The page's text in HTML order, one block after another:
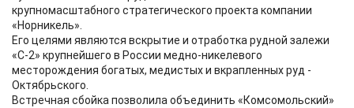
крупномасштабного стратегического проекта компании
«Норникель».
Его целями являются вскрытие и отработка рудной залежи
«С-2» крупнейшего в России медно-никелевого
месторождения богатых, медистых и вкрапленных руд -
Октябрьского.
Встречная сбойка позволила объединить «Комсомольский»